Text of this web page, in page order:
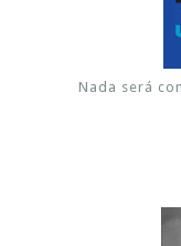
Nada será